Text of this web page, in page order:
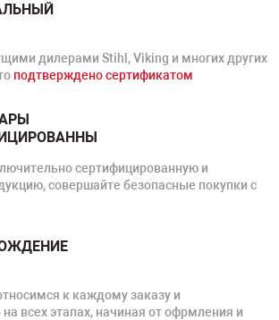
дилерами Stihl, Viking и многих других
подтверждено сертификатом
сертифицированную и
совершайте безопасные покупки с
к каждому заказу и
всех этапах, начиная от офрмления и